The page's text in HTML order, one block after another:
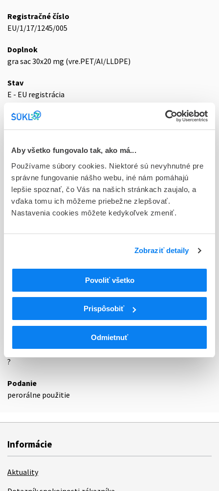
Aby všetko fungovalo tak, ako má...
Používame súbory cookies. Niektoré sú nevyhnutné pre
správne fungovanie nášho webu, iné nám pomáhajú
lepšie spoznať, čo Vás na našich stránkach zaujalo, a
vďaka tomu ich môžeme priebežne zlepšovať.
Nastavenia cookies môžete kedykoľvek zmeniť.
Zobraziť detaily
Povoliť všetko
Prispôsobiť
Odmietnuť
Registračné číslo
EU/1/17/1245/005
Doplnok
gra sac 30x20 mg (vre.PET/Al/LLDPE)
Stav
E - EU registrácia
Typ registračnej procedúry
Európska - orphan
Držiteľ, krajina
Merck Sharp & Dohme B.V., Holandsko
Indikačná skupina
42 - CHEMOTHERAPEUTICA (VRATANE TUBERKULOSTATIK)
ATC
Priamo pôsobiace antivirotiká
J05AX18
Letermovir
Podrobnosti o lieku
36
Druh obalu
?
Podanie
perorálne použitie
Informácie
Aktuality